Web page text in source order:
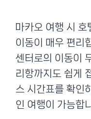
마카오 여행 시 호
이동이 매우 편리
센터로의 이동이
리항까지도 쉽게
스 시간표를 확인
인 여행이 가능합